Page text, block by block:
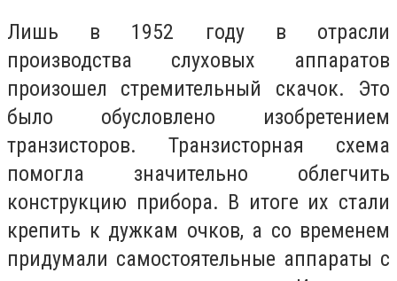
Лишь в 1952 году в отрасли
производства слуховых аппаратов
произошел стремительный скачок. Это
было обусловлено изобретением
транзисторов. Транзисторная схема
помогла значительно облегчить
конструкцию прибора. В итоге их стали
крепить к дужкам очков, а со временем
придумали самостоятельные аппараты с